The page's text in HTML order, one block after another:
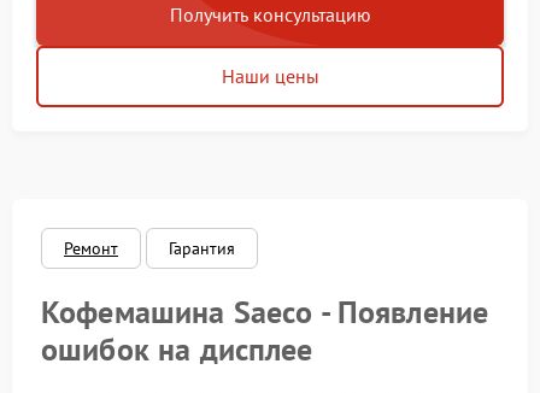
Получить консультацию
Наши цены
Ремонт Гарантия
Кофемашина Saeco - Появление
ошибок на дисплее